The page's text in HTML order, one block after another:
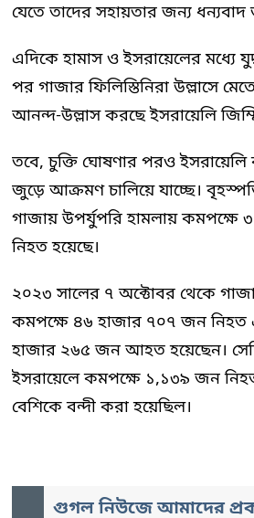
যেতে তাদের সহায়তার জন্য ধন্যবাদ
এদিকে হামাস ও ইসরায়েলের মধ্যে
পর গাজার ফিলিস্তিনিরা উল্লাসে
আনন্দ-উল্লাস করছে ইসরায়েলি
তবে, চুক্তি ঘোষণার পরও ইসরায়েলি
জুড়ে আক্রমণ চালিয়ে যাচ্ছে।
গাজায় উপর্যুপরি হামলায় কমপক্ষে
নিহত হয়েছে।
২০২৩ সালের ৭ অক্টোবর থেকে
কমপক্ষে ৪৬ হাজার ৭০৭ জন নিহত
হাজার ২৬৫ জন আহত হয়েছেন।
ইসরায়েলে কমপক্ষে ১,১৩৯ জন
বেশিকে বন্দী করা হয়েছিল।
গুগল নিউজে আমাদের